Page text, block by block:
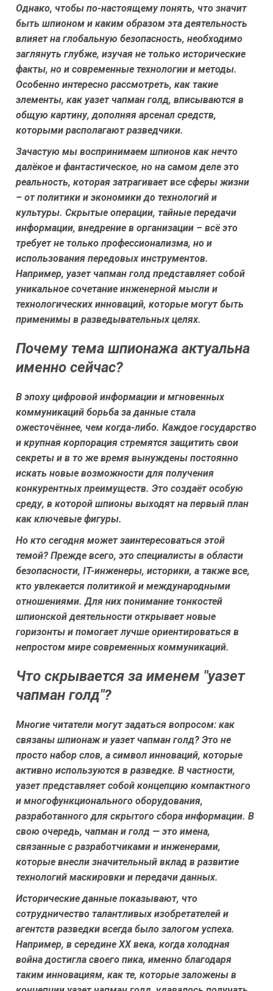
Однако, чтобы по-настоящему понять, что значит
быть шпионом и каким образом эта деятельность
влияет на глобальную безопасность, необходимо
заглянуть глубже, изучая не только исторические
факты, но и современные технологии и методы.
Особенно интересно рассмотреть, как такие
элементы, как уазет чапман голд, вписываются в
общую картину, дополняя арсенал средств,
которыми располагают разведчики.
Зачастую мы воспринимаем шпионов как нечто
далёкое и фантастическое, но на самом деле это
реальность, которая затрагивает все сферы жизни
– от политики и экономики до технологий и
культуры. Скрытые операции, тайные передачи
информации, внедрение в организации – всё это
требует не только профессионализма, но и
использования передовых инструментов.
Например, уазет чапман голд представляет собой
уникальное сочетание инженерной мысли и
технологических инноваций, которые могут быть
применимы в разведывательных целях.
Почему тема шпионажа актуальна
именно сейчас?
В эпоху цифровой информации и мгновенных
коммуникаций борьба за данные стала
ожесточённее, чем когда-либо. Каждое государство
и крупная корпорация стремятся защитить свои
секреты и в то же время вынуждены постоянно
искать новые возможности для получения
конкурентных преимуществ. Это создаёт особую
среду, в которой шпионы выходят на первый план
как ключевые фигуры.
Но кто сегодня может заинтересоваться этой
темой? Прежде всего, это специалисты в области
безопасности, IT-инженеры, историки, а также все,
кто увлекается политикой и международными
отношениями. Для них понимание тонкостей
шпионской деятельности открывает новые
горизонты и помогает лучше ориентироваться в
непростом мире современных коммуникаций.
Что скрывается за именем "уазет
чапман голд"?
Многие читатели могут задаться вопросом: как
связаны шпионаж и уазет чапман голд? Это не
просто набор слов, а символ инноваций, которые
активно используются в разведке. В частности,
уазетпредставляет собой концепцию компактного
и многофункционального оборудования,
разработанного для скрытого сбора информации. В
свою очередь, чапман и голд — это имена,
связанные с разработчиками и инженерами,
которые внесли значительный вклад в развитие
технологий маскировки и передачи данных.
Исторические данные показывают, что
сотрудничество талантливых изобретателей и
агентств разведки всегда было залогом успеха.
Например, в середине XX века, когда холодная
война достигла своего пика, именно благодаря
таким инновациям, как те, которые заложены в